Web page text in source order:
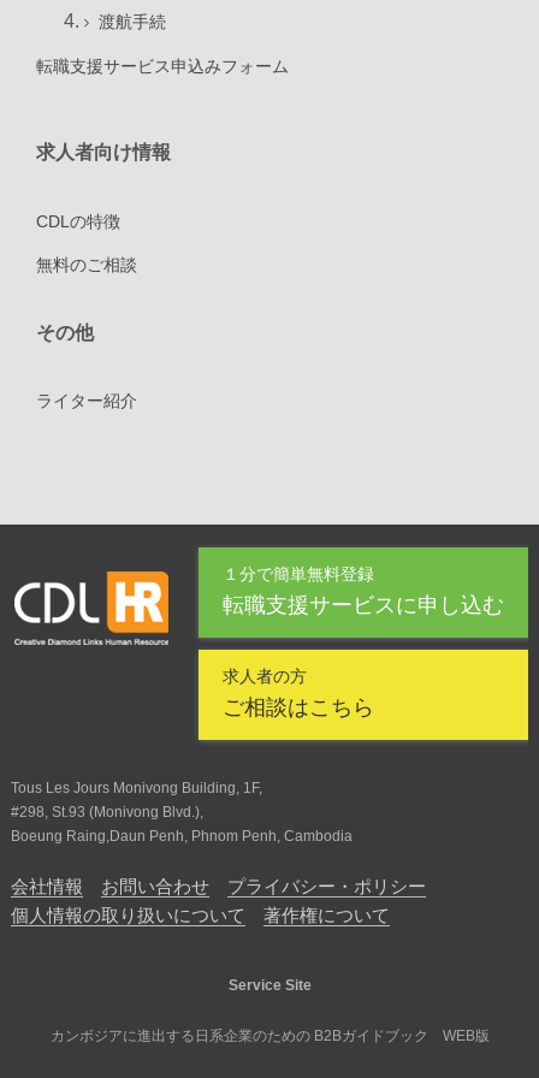
渡航手続
転職支援サービス申込みフォーム
求人者向け情報
CDLの特徴
無料のご相談
その他
ライター紹介
１分で簡単無料登録
転職支援サービスに申し込む
求人者の方
ご相談はこちら
Tous Les Jours Monivong Building, 1F,
#298, St.93 (Monivong Blvd.),
Boeung Raing,Daun Penh, Phnom Penh, Cambodia
会社情報 お問い合わせ
プライバシー・ポリシー
個人情報の取り扱いについて
著作権について
Service Site
カンボジアに進出する日系企業のための B2Bガイドブック WEB版